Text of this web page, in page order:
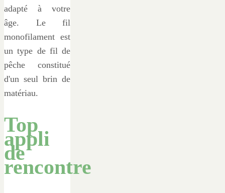
adapté à votre
âge. Le fil
monofilament est
un type de fil de
pêche constitué
d'un seul brin de
matériau.
Top
appli
de
rencontre